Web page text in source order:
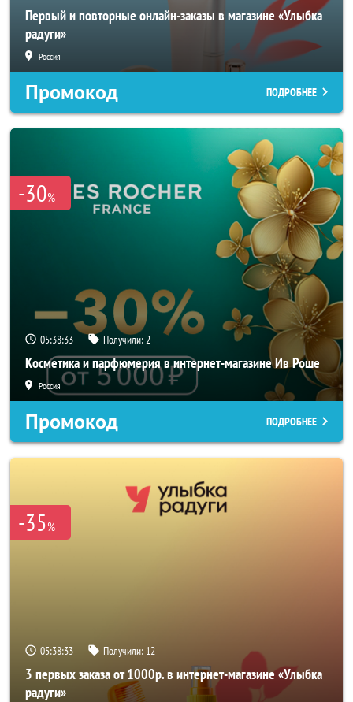
Первый и повторные онлайн-заказы в магазине «Улыбка
радуги»
Россия
Промокод ПОДРОБНЕЕ
-30%
05:38:31 Получили:2
Косметика и парфюмерия в интернет-магазине Ив Роше
Россия
Промокод ПОДРОБНЕЕ
-35%
05:38:31 Получили: 12
3 первых заказа от 1000р. в интернет-магазине «Улыбка
радуги»